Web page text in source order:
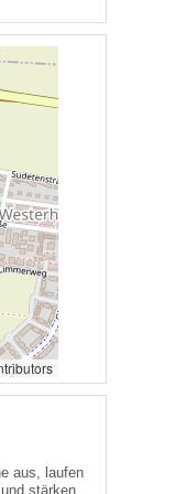
aus, laufen
stärken